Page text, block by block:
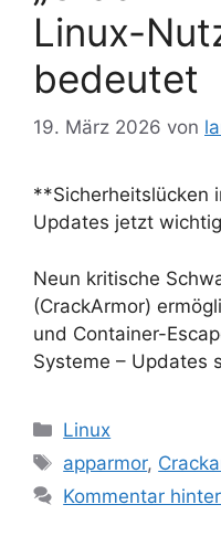
Linux-
bedeutet
19. März 2026 von
**Sicherheitslücken
Updates jetzt
Neun kritische
(CrackArmor)
und Container-
Systeme – Updates
Kategorien
Linux
Schlagwörter
apparmor,
Kommentar